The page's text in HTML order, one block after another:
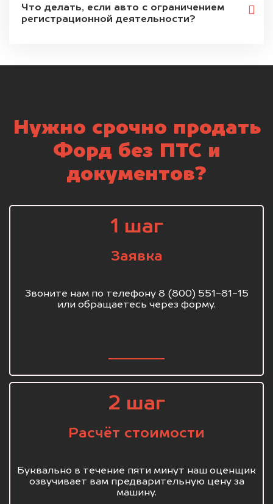
Что делать, если авто с ограничением
регистрационной деятельности?
Нужно срочно продать
Форд без ПТС и
документов?
1 шаг
Заявка
Звоните нам по телефону 8 (800) 551-81-15
или обращаетесь через форму.
2 шаг
Расчёт стоимости
Буквально в течение пяти минут наш оценщик
озвучивает вам предварительную цену за
машину.